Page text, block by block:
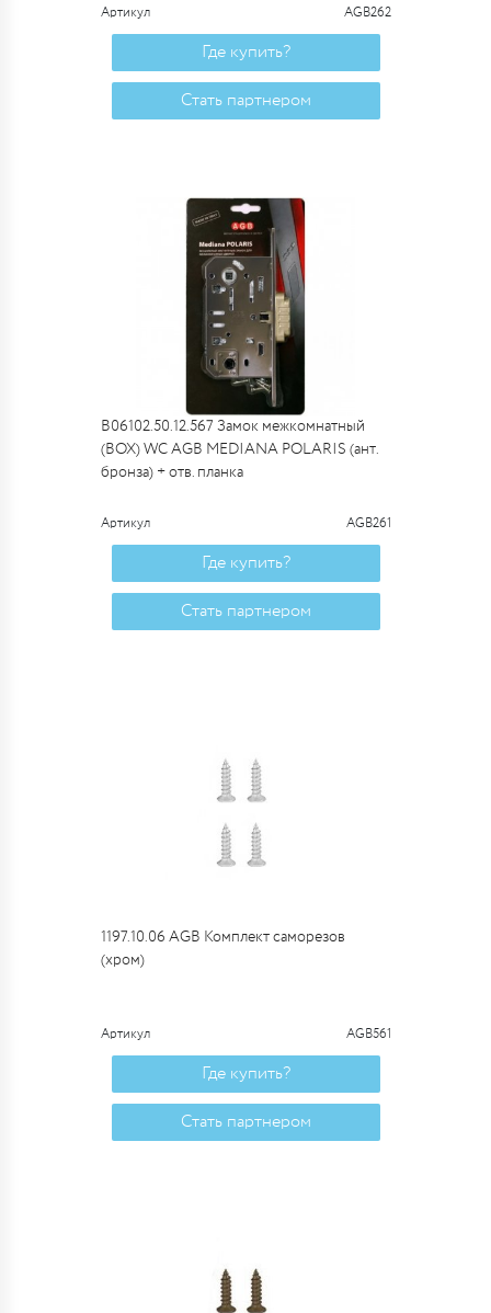
Артикул AGB262
Где купить?
Стать партнером
B06102.50.12.567 Замок межкомнатный
(BOX) WC AGB MEDIANA POLARIS (ант.
бронза) + отв. планка
Артикул AGB261
Где купить?
Стать партнером
1197.10.06 AGB Комплект саморезов
(хром)
Артикул AGB561
Где купить?
Стать партнером